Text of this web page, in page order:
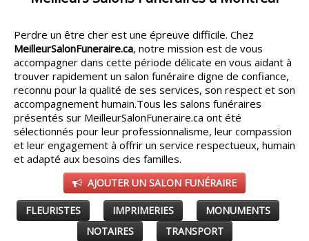
LAVAL
LONGUEUIL
AUTRES VILLES
CONSEILS▼
PARTENAIRES ▼
ESPACE SALON
Perdre un être cher est une épreuve difficile. Chez
MeilleurSalonFuneraire.ca, notre mission est de vous
accompagner dans cette période délicate en vous aidant à
trouver rapidement un salon funéraire digne de confiance,
reconnu pour la qualité de ses services, son respect et son
accompagnement humain.Tous les salons funéraires
présentés sur MeilleurSalonFuneraire.ca ont été
sélectionnés pour leur professionnalisme, leur compassion
et leur engagement à offrir un service respectueux, humain
et adapté aux besoins des familles.
AJOUTER UN SALON FUNÉRAIRE
FLEURISTES IMPRIMERIES
MONUMENTS
NOTAIRES
TRANSPORT